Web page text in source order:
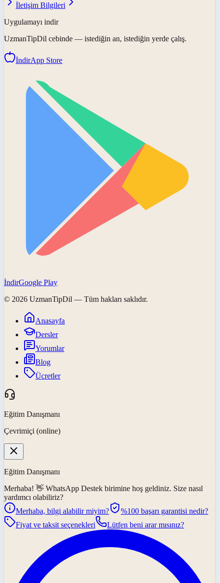
İletişim Bilgileri
Uygulamayı indir
UzmanTipDil cebinde — istediğin an, istediğin yerde çalış.
İndirApp Store
İndirGoogle Play
© 2026 UzmanTipDil — Tüm hakları saklıdır.
Anasayfa
Dersler
Yorumlar
Blog
Ücretler
Eğitim Danışmanı
Çevrimiçi (online)
Eğitim Danışmanı
Merhaba! 👋 WhatsApp Destek birimine hoş geldiniz. Size nasıl
yardımcı olabiliriz?
Merhaba, bilgi alabilir miyim?
%100 başarı garantisi nedir?
Fiyat ve taksit seçenekleri
Lütfen beni arar mısınız?